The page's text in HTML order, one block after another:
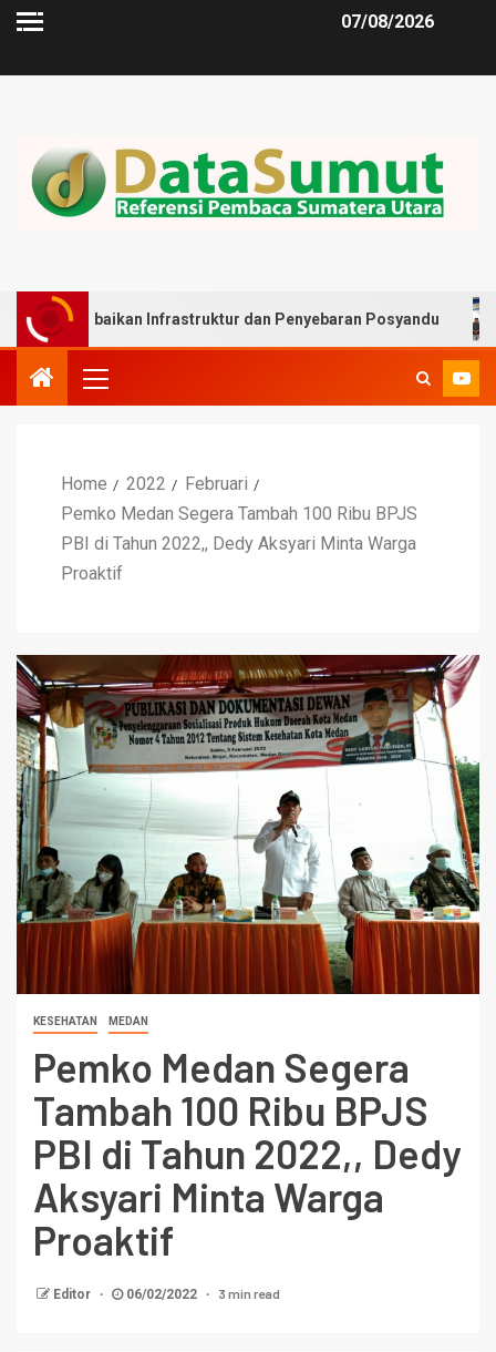
07/08/2026
Infrastruktur dan Penyebaran Posyandu Muslim
Home 2022
Februari
Pemko Medan Segera Tambah 100 Ribu BPJS
PBI di Tahun 2022,, Dedy Aksyari Minta Warga
Proaktif
KESEHATAN MEDAN
Pemko Medan Segera
Tambah 100 Ribu BPJS
PBI di Tahun 2022,, Dedy
Aksyari Minta Warga
Proaktif
Editor 06/02/2022 3 min read